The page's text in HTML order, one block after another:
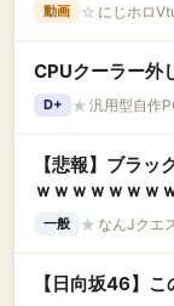
動画 ☆ にじホロ
CPUクーラー
D+ ★ 汎用型自作
【悲報】ブラ
ｗｗｗｗｗｗｗ
一般 ★ なんJクエ
【日向坂46】